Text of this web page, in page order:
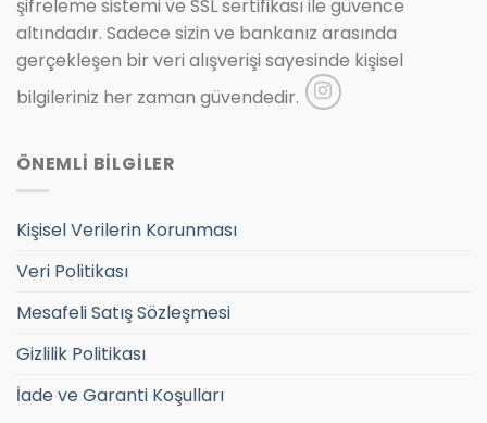
şifreleme sistemi ve SSL sertifikası ile güvence
altındadır. Sadece sizin ve bankanız arasında
gerçekleşen bir veri alışverişi sayesinde kişisel
bilgileriniz her zaman güvendedir.
ÖNEMLİ BİLGİLER
Kişisel Verilerin Korunması
Veri Politikası
Mesafeli Satış Sözleşmesi
Gizlilik Politikası
İade ve Garanti Koşulları